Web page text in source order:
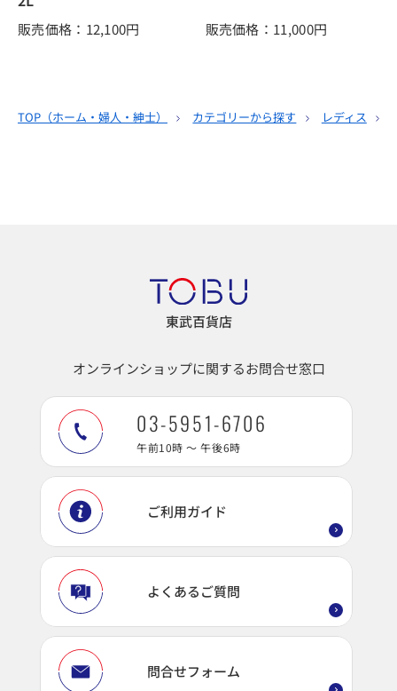
販売価格：12,100円 販売価格：11,000円
TOP（ホーム・婦人・紳士） カテゴリーから探す レディス
東武百貨店
オンラインショップに関するお問合せ窓口
03-5951-6706
午前10時 ～ 午後6時
ご利用ガイド
よくあるご質問
問合せフォーム